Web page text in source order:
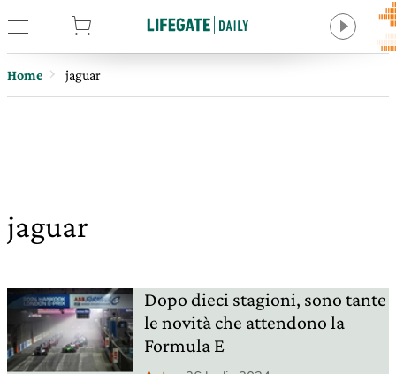
Home jaguar
jaguar
Dopo dieci stagioni, sono tante
le novità che attendono la
Formula E